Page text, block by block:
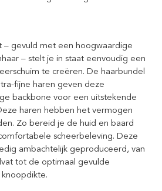
– gevuld met een hoogwaardige
– stelt je in staat eenvoudig een
te creëren. De haarbundel
fijne haren geven deze
backbone voor een uitstekende
haren hebben het vermogen
Zo bereid je de huid en baard
scheerbeleving. Deze
ambachtelijk geproduceerd, van
tot de optimaal gevulde